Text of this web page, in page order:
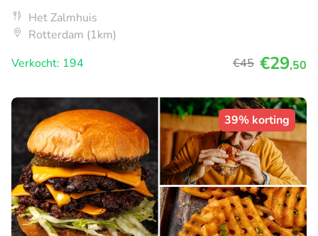
Het Zalmhuis
Rotterdam (1km)
Verkocht: 194
€45 €29,50
39% korting